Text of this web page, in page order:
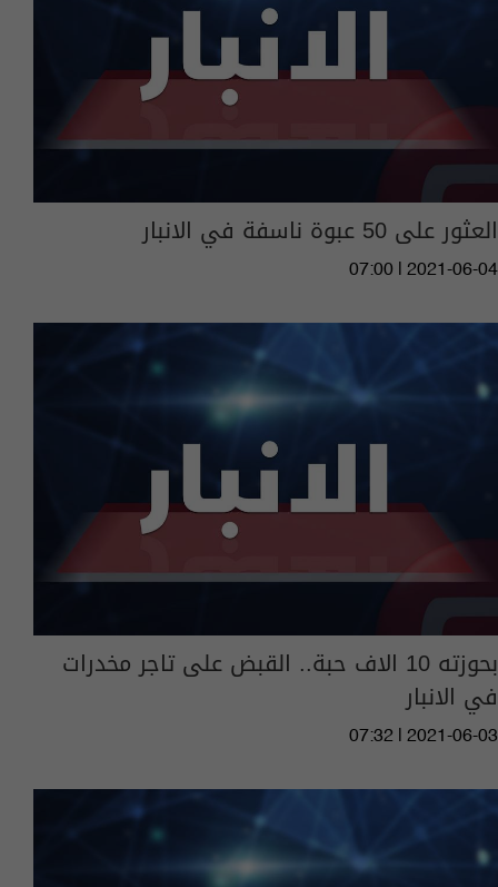
العثور على 50 عبوة ناسفة في الانبار
07:00 | 2021-06-04
بحوزته 10 الاف حبة.. القبض على تاجر مخدرات
في الانبار
07:32 | 2021-06-03